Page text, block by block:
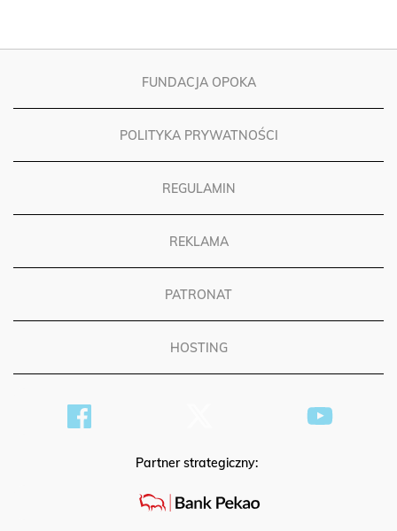
FUNDACJA OPOKA
POLITYKA PRYWATNOŚCI
REGULAMIN
REKLAMA
PATRONAT
HOSTING
Partner strategiczny: